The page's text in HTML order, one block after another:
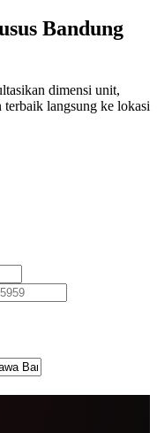
Bandung
dimensi unit,
terbaik langsung ke lokasi